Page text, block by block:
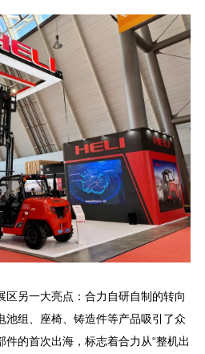
区另一大亮点：合力自研自制的转向
池组、座椅、铸造件等产品吸引了众
的首次出海，标志着合力从“整机出